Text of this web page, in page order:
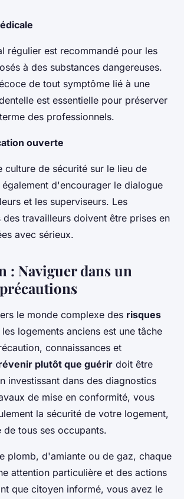
régulier est recommandé pour les
à des substances dangereuses.
de tout symptôme lié à une
est essentielle pour préserver
des professionnels.
ouverte
culture de sécurité sur le lieu de
d'encourager le dialogue
et les superviseurs. Les
travailleurs doivent être prises en
avec sérieux.
: Naviguer dans un
le monde complexe des risques
logements anciens est une tâche
connaissances et
plutôt que guérir doit être
investissant dans des diagnostics
de mise en conformité, vous
la sécurité de votre logement,
de tous ses occupants.
plomb, d'amiante ou de gaz, chaque
attention particulière et des actions
que citoyen informé, vous avez le